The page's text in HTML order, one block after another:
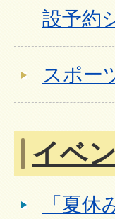
設予約
スポー
イベ
「夏休